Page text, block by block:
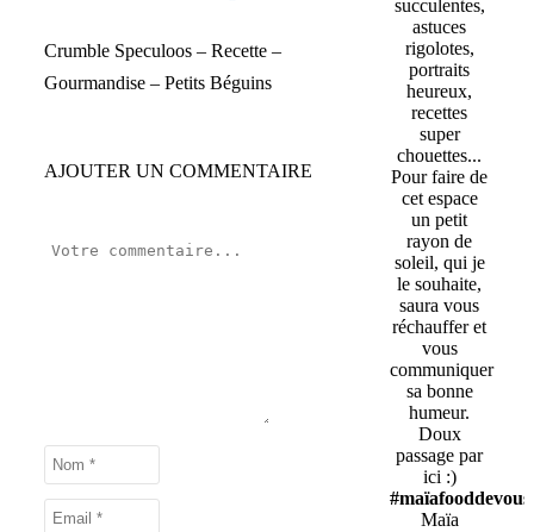
Crumble Speculoos – Recette –
Gourmandise – Petits Béguins
AJOUTER UN COMMENTAIRE
succulentes,
astuces
rigolotes,
portraits
heureux,
recettes
super
chouettes...
Pour faire de
cet espace
un petit
rayon de
soleil, qui je
le souhaite,
saura vous
réchauffer et
vous
communiquer
sa bonne
humeur.
Doux
passage par
ici :)
#maïafooddevous
Maïa